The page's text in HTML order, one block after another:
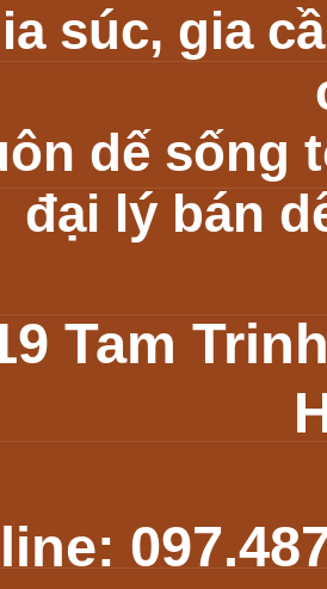
súc, gia
dế sống
đại lý bán
Tam